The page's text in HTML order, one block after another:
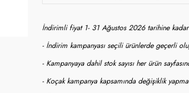
İndirimli fiyat 1- 31 Ağustos 2026 tarihine
- İndirim kampanyası seçili ürünlerde geçerli
- Kampanyaya dahil stok sayısı her ürün
- Koçak kampanya kapsamında değişiklik yapma